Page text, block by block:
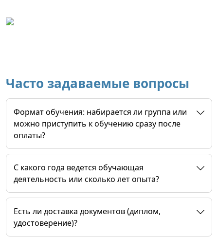
Часто задаваемые вопросы
Формат обучения: набирается ли группа или
можно приступить к обучению сразу после
оплаты?
C какого года ведется обучающая
деятельность или сколько лет опыта?
Есть ли доставка документов (диплом,
удостоверение)?